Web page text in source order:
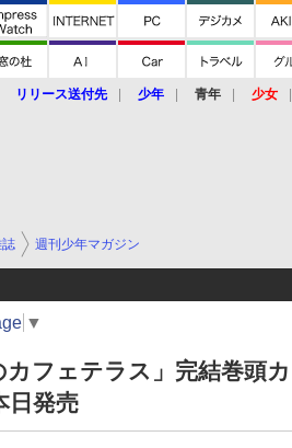
リリース送付先 少年 青年 少女
週刊少年マガジン
▼
カフェテラス」完結巻頭
日発売